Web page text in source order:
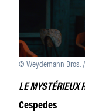
© Weydemann Bros.
LE MYSTÉRIEUX
Cespedes